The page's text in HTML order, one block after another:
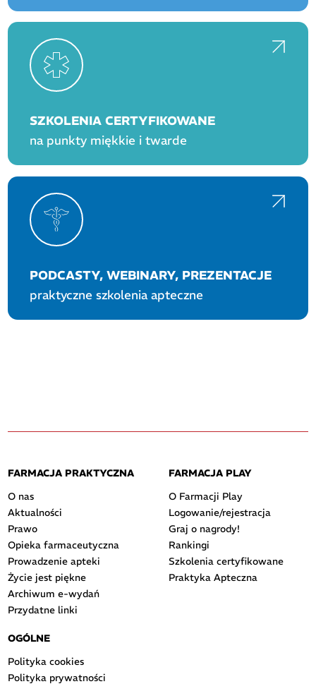
SZKOLENIA CERTYFIKOWANE
na punkty miękkie i twarde
PODCASTY, WEBINARY, PREZENTACJE
praktyczne szkolenia apteczne
FARMACJA PRAKTYCZNA
O nas
Aktualności
Prawo
Opieka farmaceutyczna
Prowadzenie apteki
Życie jest piękne
Archiwum e-wydań
Przydatne linki
FARMACJA PLAY
O Farmacji Play
Logowanie/rejestracja
Graj o nagrody!
Rankingi
Szkolenia certyfikowane
Praktyka Apteczna
OGÓLNE
Polityka cookies
Polityka prywatności